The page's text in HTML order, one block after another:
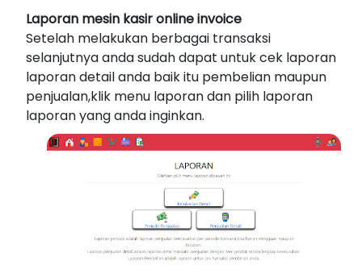
Laporan mesin kasir online invoice
Setelah melakukan berbagai transaksi
selanjutnya anda sudah dapat untuk cek laporan
laporan detail anda baik itu pembelian maupun
penjualan,klik menu laporan dan pilih laporan
laporan yang anda inginkan.